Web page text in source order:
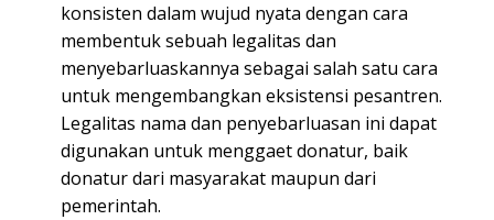
konsisten dalam wujud nyata dengan cara
membentuk sebuah legalitas dan
menyebarluaskannya sebagai salah satu cara
untuk mengembangkan eksistensi pesantren.
Legalitas nama dan penyebarluasan ini dapat
digunakan untuk menggaet donatur, baik
donatur dari masyarakat maupun dari
pemerintah.